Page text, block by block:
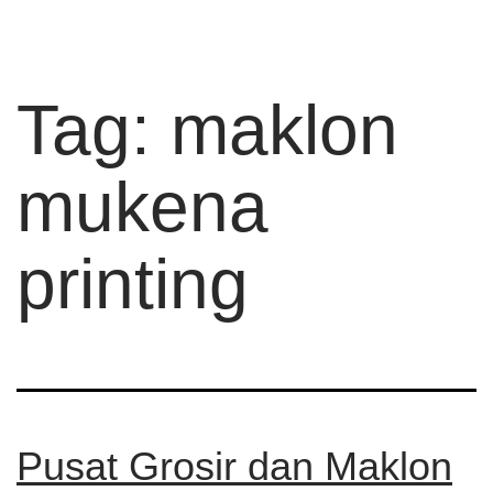
Tag: maklon
mukena
printing
Pusat Grosir dan Maklon